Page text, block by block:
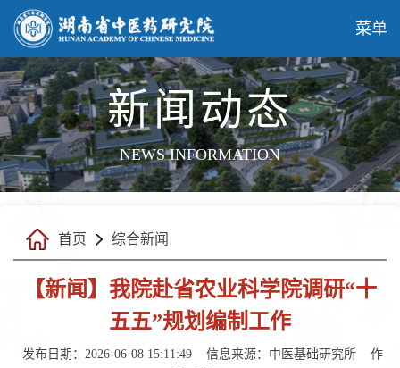
菜单
新闻动态
NEWS INFORMATION
首页 综合新闻
【新闻】我院赴省农业科学院调研“十
五五”规划编制工作
发布日期：2026-06-08 15:11:49 信息来源：中医基础研究所
作